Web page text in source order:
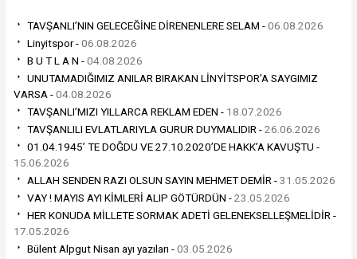
TAVŞANLI’NIN GELECEĞİNE DİRENENLERE SELAM -06.08.2026
Linyitspor -06.08.2026
B U T L A N -04.08.2026
UNUTAMADIĞIMIZ ANILAR BIRAKAN LİNYİTSPOR’A SAYGIMIZ
VARSA -04.08.2026
TAVŞANLI’MIZI YILLARCA REKLAM EDEN - 18.07.2026
TAVŞANLILI EVLATLARIYLA GURUR DUYMALIDIR -26.06.2026
01.04.1945’ TE DOĞDU VE 27.10.2020’DE HAKK’A KAVUŞTU -
15.06.2026
ALLAH SENDEN RAZI OLSUN SAYIN MEHMET DEMİR -31.05.2026
VAY ! MAYIS AYI KİMLERİ ALIP GÖTÜRDÜN -23.05.2026
HER KONUDA MİLLETE SORMAK ADETİ GELENEKSELLEŞMELİDİR -
17.05.2026
Bülent Alpgut Nisan ayı yazıları -03.05.2026